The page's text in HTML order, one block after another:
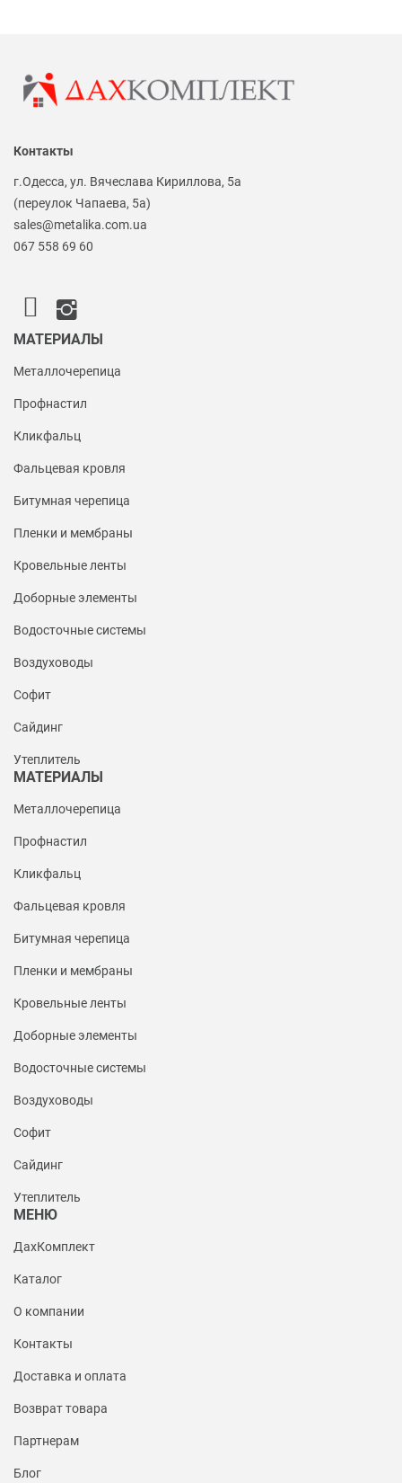
Контакты
г.Одесса, ул. Вячеслава Кириллова, 5а
(переулок Чапаева, 5а)
sales@metalika.com.ua
067 558 69 60
МАТЕРИАЛЫ
Металлочерепица
Профнастил
Кликфальц
Фальцевая кровля
Битумная черепица
Пленки и мембраны
Кровельные ленты
Доборные элементы
Водосточные системы
Воздуховоды
Софит
Сайдинг
Утеплитель
МАТЕРИАЛЫ
Металлочерепица
Профнастил
Кликфальц
Фальцевая кровля
Битумная черепица
Пленки и мембраны
Кровельные ленты
Доборные элементы
Водосточные системы
Воздуховоды
Софит
Сайдинг
Утеплитель
МЕНЮ
ДахКомплект
Каталог
О компании
Контакты
Доставка и оплата
Возврат товара
Партнерам
Блог